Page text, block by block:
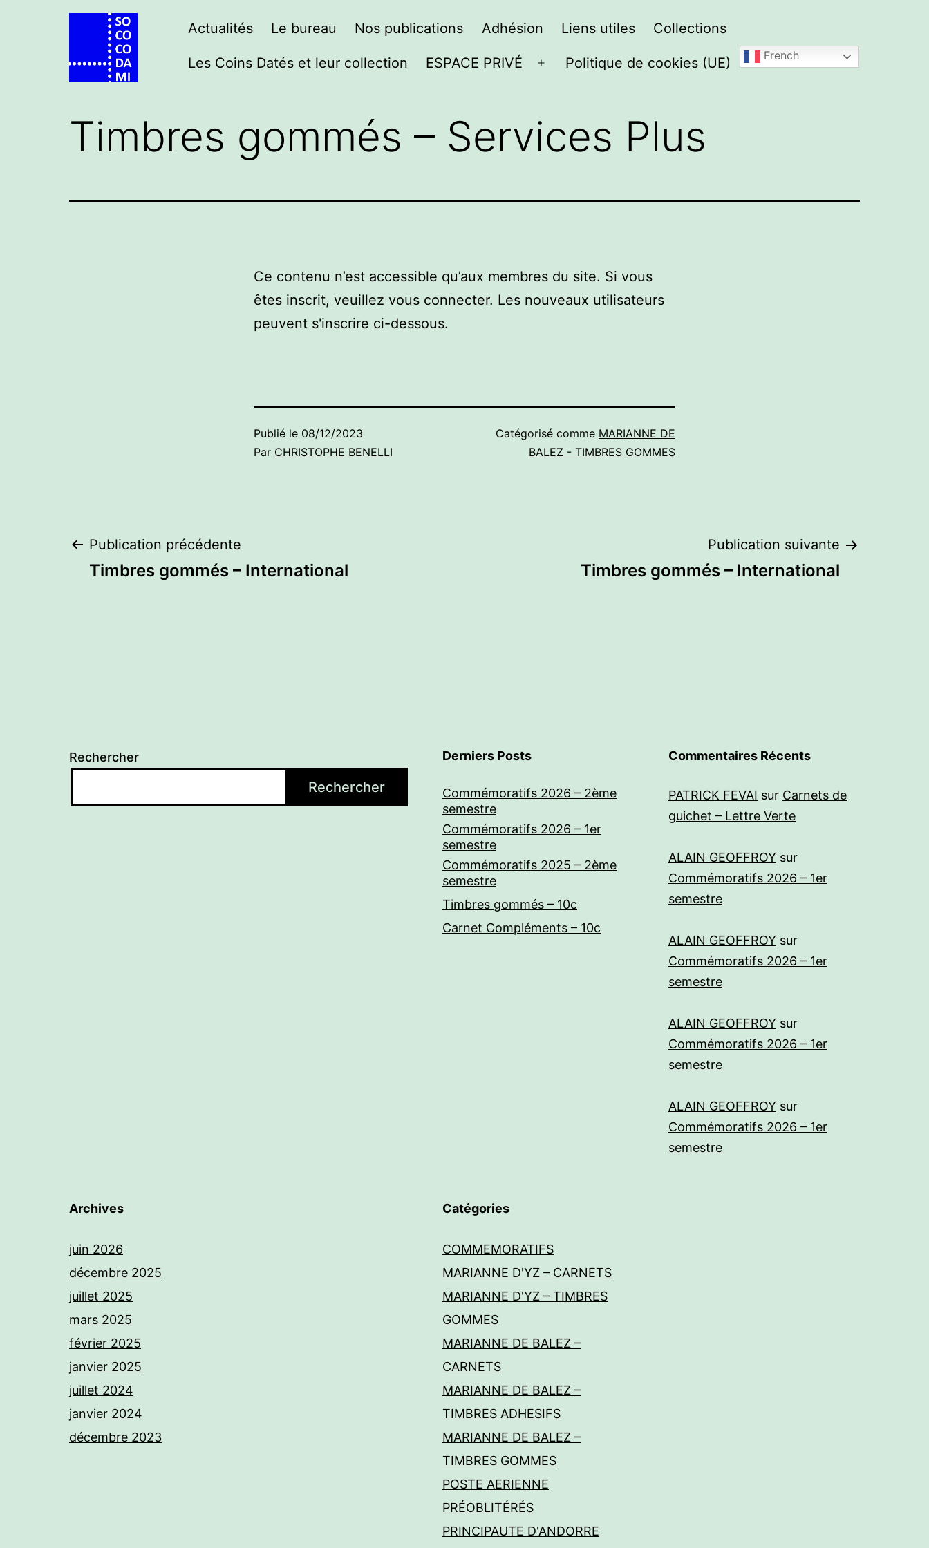
Actualités Le bureau Nos publications Adhésion Liens utiles Collections
Les Coins Datés et leur collection ESPACE PRIVÉ
Ouvrir
Politique de cookies (UE) French
Timbres gommés – Services Plus
Ce contenu n’est accessible qu’aux membres du site. Si vous
êtes inscrit, veuillez vous connecter. Les nouveaux utilisateurs
peuvent s'inscrire ci-dessous.
Publié le 08/12/2023
Par CHRISTOPHE BENELLI
Catégorisé comme MARIANNE DE
BALEZ - TIMBRES GOMMES
Navigation
Publication précédente
Timbres gommés – International
Publication suivante
Timbres gommés – International
Rechercher
Rechercher
Derniers Posts
Commémoratifs 2026 – 2ème
semestre
Commémoratifs 2026 – 1er
semestre
Commémoratifs 2025 – 2ème
semestre
Timbres gommés – 10c
Carnet Compléments – 10c
Commentaires Récents
PATRICK FEVAI sur Carnets de
guichet – Lettre Verte
ALAIN GEOFFROY sur
Commémoratifs 2026 – 1er
semestre
ALAIN GEOFFROY sur
Commémoratifs 2026 – 1er
semestre
ALAIN GEOFFROY sur
Commémoratifs 2026 – 1er
semestre
ALAIN GEOFFROY sur
Commémoratifs 2026 – 1er
semestre
Archives
juin 2026
décembre 2025
juillet 2025
mars 2025
février 2025
janvier 2025
juillet 2024
janvier 2024
décembre 2023
Catégories
COMMEMORATIFS
MARIANNE D'YZ – CARNETS
MARIANNE D'YZ – TIMBRES
GOMMES
MARIANNE DE BALEZ –
CARNETS
MARIANNE DE BALEZ –
TIMBRES ADHESIFS
MARIANNE DE BALEZ –
TIMBRES GOMMES
POSTE AERIENNE
PRÉOBLITÉRÉS
PRINCIPAUTE D'ANDORRE